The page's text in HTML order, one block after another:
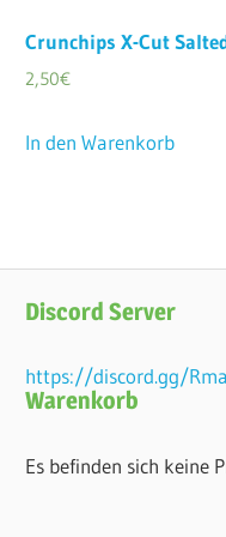
Crunchips X-Cut
2,50€
In den Warenkorb
Discord Server
https://discord.gg/
Warenkorb
Es befinden sich keine